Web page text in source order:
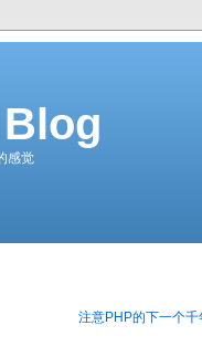
感觉
注意PHP的下一个